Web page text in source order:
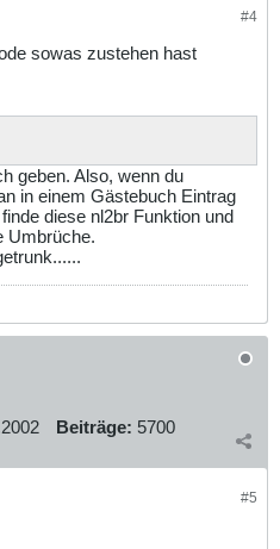
#4
sowas zustehen hast
geben. Also, wenn du
in einem Gästebuch Eintrag
diese nl2br Funktion und
Umbrüche.
Beiträge: 5700
#5